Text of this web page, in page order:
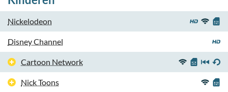
Nickelodeon
Disney Channel
Cartoon Network
Nick Toons